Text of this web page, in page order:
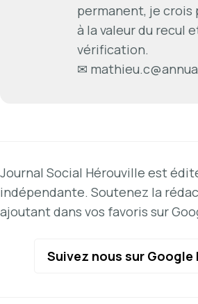
permanent, je crois
à la valeur du recul
vérification.
✉
Journal Social Hérouville est
indépendante. Soutenez la
ajoutant dans vos favoris sur
Suivez nous sur Google